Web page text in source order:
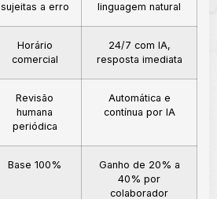
sujeitas a erro
linguagem natural
Horário
comercial
24/7 com IA,
resposta imediata
Revisão
humana
periódica
Automática e
contínua por IA
Base 100%
Ganho de 20% a
40% por
colaborador